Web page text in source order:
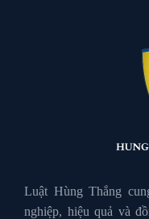
Luật Giao
Luật Hành
Luật Hôn
Luật Hùng Thắng
nghiệp, hiệu quả và